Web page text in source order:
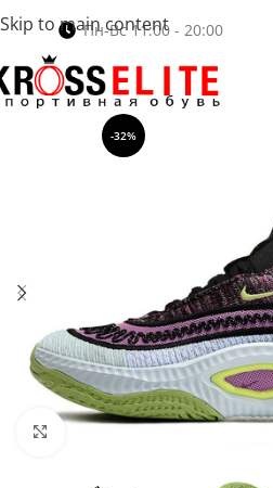
Skip to main content
Пн-Вс 11:00 - 20:00
-32%
Нажмите, чтобы увеличить